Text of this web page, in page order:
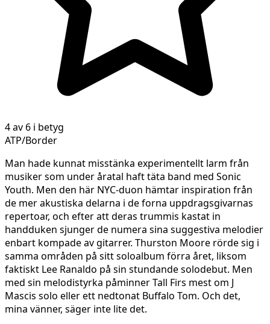
4 av 6 i betyg
ATP/Border
Man hade kunnat misstänka experimentellt larm från
musiker som under åratal haft täta band med Sonic
Youth. Men den här NYC-duon hämtar inspiration från
de mer akustiska delarna i de forna uppdragsgivarnas
repertoar, och efter att deras trummis kastat in
handduken sjunger de numera sina suggestiva melodier
enbart kompade av gitarrer. Thurston Moore rörde sig i
samma områden på sitt soloalbum förra året, liksom
faktiskt Lee Ranaldo på sin stundande solodebut. Men
med sin melodistyrka påminner Tall Firs mest om J
Mascis solo eller ett nedtonat Buffalo Tom. Och det,
mina vänner, säger inte lite det.